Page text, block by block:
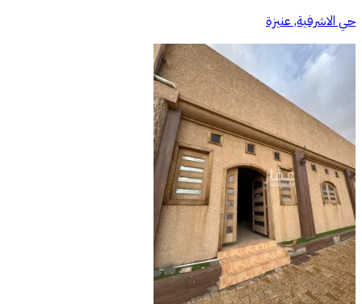
حي الاشرفية, عنيزة